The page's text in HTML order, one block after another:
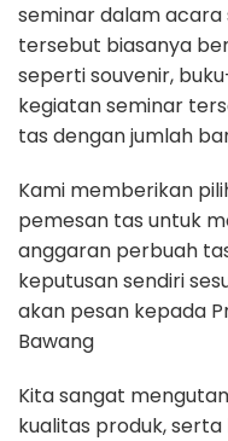
seminar dalam
tersebut biasanya
seperti souvenir,
kegiatan seminar
tas dengan jumlah
Kami memberikan
pemesan tas untuk
anggaran perbuah
keputusan sendiri
akan pesan kepada
Bawang
Kita sangat
kualitas produk,